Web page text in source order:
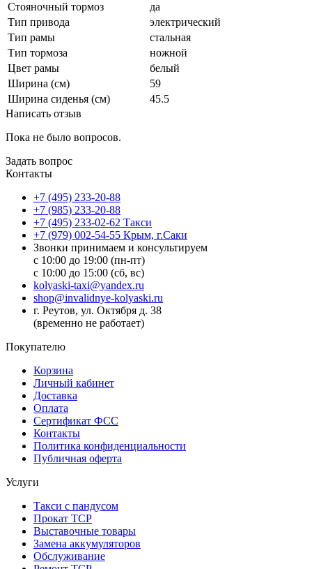
Стояночный тормоз
да
Тип привода
электрический
Тип рамы
стальная
Тип тормоза
ножной
Цвет рамы
белый
Ширина (см)
59
Ширина сиденья (см)
45.5
Написать отзыв
Пока не было вопросов.
Задать вопрос
Контакты
+7 (495) 233-20-88
+7 (985) 233-20-88
+7 (495) 233-02-62 Такси
+7 (979) 002-54-55 Крым, г.Саки
Звонки принимаем и консультируем
с 10:00 до 19:00 (пн-пт)
с 10:00 до 15:00 (сб, вс)
kolyaski-taxi@yandex.ru
shop@invalidnye-kolyaski.ru
г. Реутов, ул. Октября д. 38
(временно не работает)
Покупателю
Корзина
Личный кабинет
Доставка
Оплата
Сертификат ФСС
Контакты
Политика конфиденциальности
Публичная оферта
Услуги
Такси с пандусом
Прокат ТСР
Выставочные товары
Замена аккумуляторов
Обслуживание